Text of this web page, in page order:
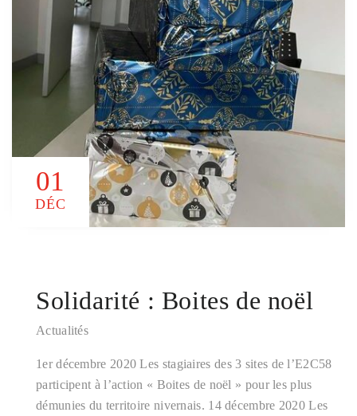
01
DÉC
Solidarité : Boites de noël
Actualités
1er décembre 2020 Les stagiaires des 3 sites de l’E2C58
participent à l’action « Boites de noël » pour les plus
démunies du territoire nivernais. 14 décembre 2020 Les